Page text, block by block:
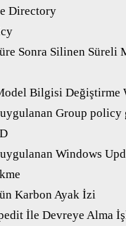
Directory
Sonra Silinen Süreli
Bilgisi Değiştirme
Group policy
Windows
Karbon Ayak İzi
İle Devreye Alma